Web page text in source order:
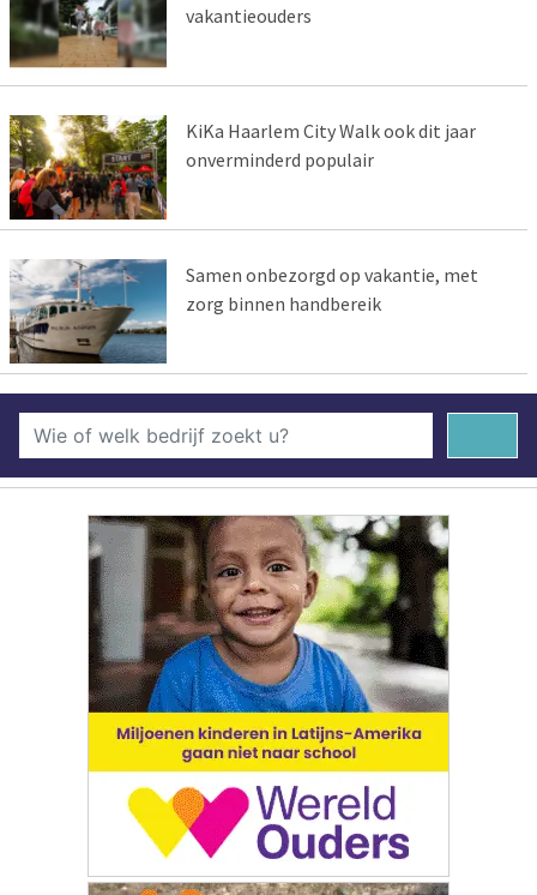
vakantieouders
KiKa Haarlem City Walk ook dit jaar
onverminderd populair
Samen onbezorgd op vakantie, met
zorg binnen handbereik